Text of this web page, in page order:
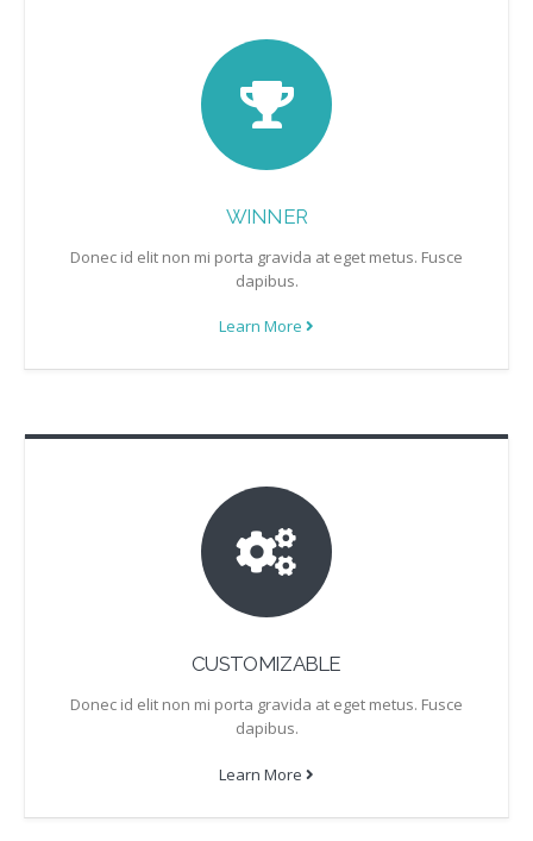
WINNER
Donec id elit non mi porta gravida at eget metus. Fusce
dapibus.
Learn More
CUSTOMIZABLE
Donec id elit non mi porta gravida at eget metus. Fusce
dapibus.
Learn More